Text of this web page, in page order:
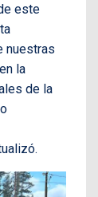
este
nuestras
la
de la